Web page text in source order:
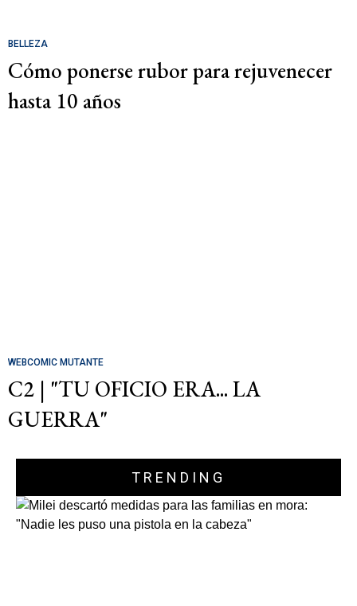
BELLEZA
Cómo ponerse rubor para rejuvenecer
hasta 10 años
WEBCOMIC MUTANTE
C2 | "TU OFICIO ERA... LA
GUERRA"
TRENDING